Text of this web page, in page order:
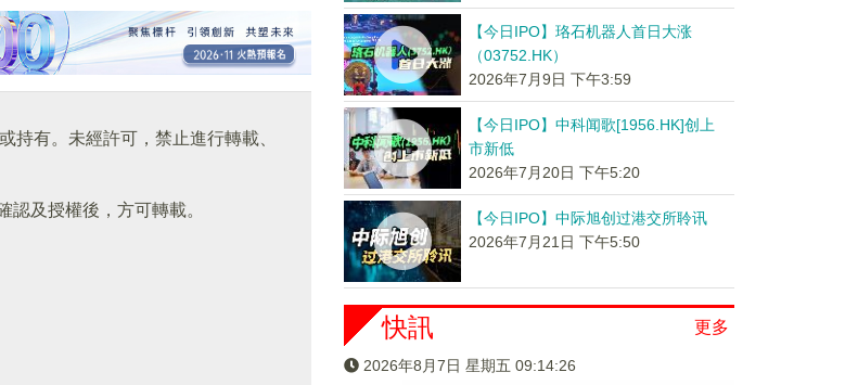
持有。未經許可，禁止進行轉載、
認及授權後，方可轉載。
【今日IPO】珞石机器人首日大涨
（03752.HK）
2026年7月9日 下午3:59
【今日IPO】中科闻歌[1956.HK]创上
市新低
2026年7月20日 下午5:20
【今日IPO】中际旭创过港交所聆讯
2026年7月21日 下午5:50
更多
快訊
2026年8月7日 星期五 09:14:27